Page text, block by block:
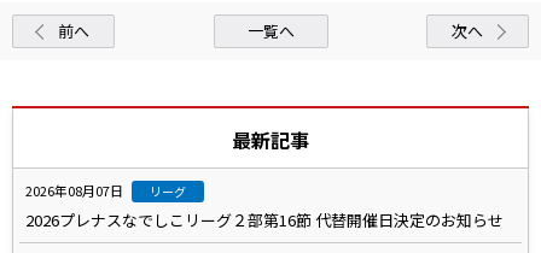
前へ 一覧へ 次へ
最新記事
2026年08月07日 リーグ
2026プレナスなでしこリーグ２部第16節 代替開催日決定のお知らせ